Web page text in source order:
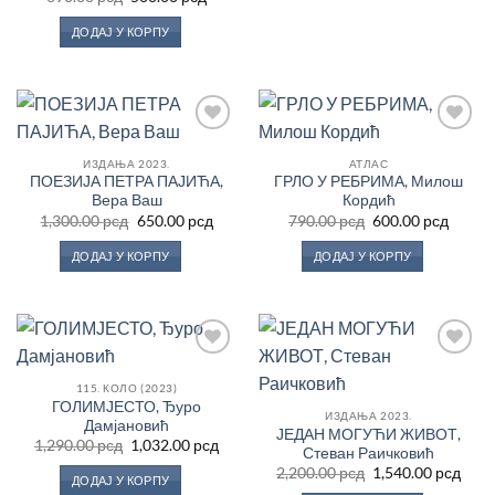
је
била:
690.00 рсд.
цена
ДОДАЈ У КОРПУ
Листу
жеља
ИЗДАЊА 2023.
ПОЕЗИЈА ПЕТРА ПАЈИЋА,
Вера Ваш
1,300.00рсд Оригинална
је
била:
1,300.00 рсд.
650.00 рсдТренутна
цена
ДОДАЈ У КОРПУ
Листу
жеља
АТЛАС
ГРЛО У РЕБРИМА, Милош
Кордић
790.00рсд Оригинална
је
била:
790.00 рсд.
600.00 рсд
цена
ДОДАЈ У КОРПУ
жеља
115. КОЛО (2023)
ГОЛИМЈЕСТО, Ђуро
Дамјановић
1,290.00рсд Оригинална
цена
је
била:
1,032.00 рсд Тренутна
цена
ДОДАЈ У КОРПУ
ИЗДАЊА 2023.
ЈЕДАН МОГУЋИ ЖИВОТ,
Стеван Раичковић
2,200.00рсд Оригинална
цена
1,540.00 рсд
цена